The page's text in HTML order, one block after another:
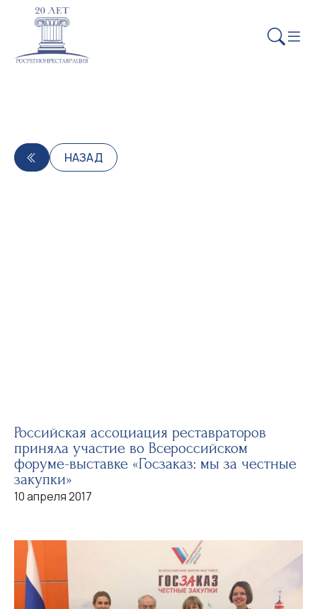
НАЗАД
Российская ассоциация реставраторов
приняла участие во Всероссийском
форуме-выставке «Госзаказ: мы за честные
закупки»
10 апреля 2017